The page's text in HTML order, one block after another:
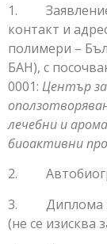
1. Заявление
контакт и
полимери –
БАН), с
0001: Център
лечебни и
биоактивни
2.
3. Диплома за
(не се изисква